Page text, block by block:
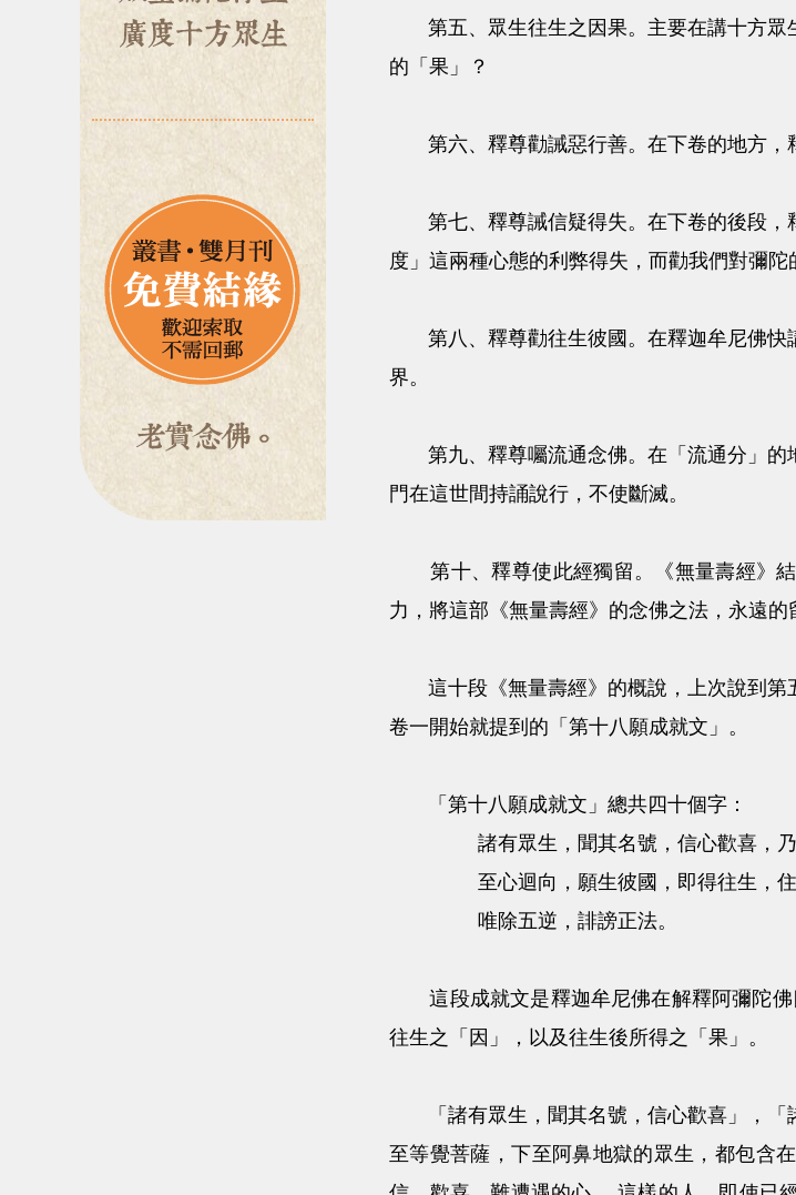
第五、眾生往生之因果。主要在講十方眾
的「果」？
第六、釋尊勸誡惡行善。在下卷的地方，
第七、釋尊誡信疑得失。在下卷的後段，
度」這兩種心態的利弊得失，而勸我們對彌陀
第八、釋尊勸往生彼國。在釋迦牟尼佛快
界。
第九、釋尊囑流通念佛。在「流通分」的
門在這世間持誦說行，不使斷滅。
第十、釋尊使此經獨留。《無量壽經》結
力，將這部《無量壽經》的念佛之法，永遠的
這十段《無量壽經》的概說，上次說到第
卷一開始就提到的「第十八願成就文」。
「第十八願成就文」總共四十個字：
諸有眾生，聞其名號，信心歡喜，
至心迴向，願生彼國，即得往生，住
唯除五逆，誹謗正法。
這段成就文是釋迦牟尼佛在解釋阿彌陀佛
往生之「因」，以及往生後所得之「果」。
「 諸有眾生，聞其名號，信心歡喜 」，
至等覺菩薩，下至阿鼻地獄的眾生，都包含